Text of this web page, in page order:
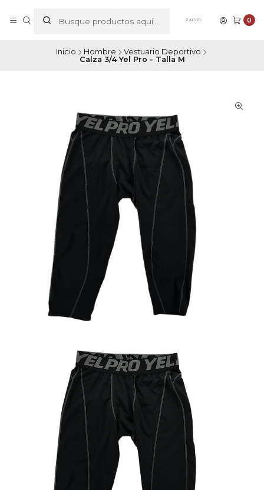
0
Inicio Hombre
Vestuario Deportivo
Calza 3/4 Yel Pro - Talla M